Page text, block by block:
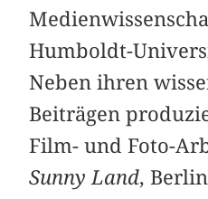
Humboldt-
Neben ihren
Beiträgen
Film- und Foto-
Sunny Land,